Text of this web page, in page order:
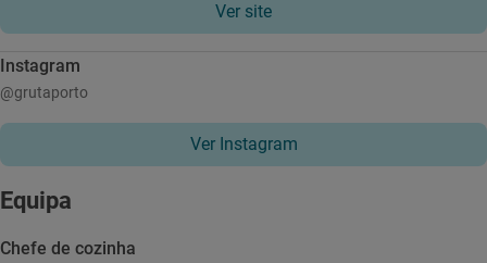
Ver site
Instagram
@grutaporto
Ver Instagram
Equipa
Chefe de cozinha